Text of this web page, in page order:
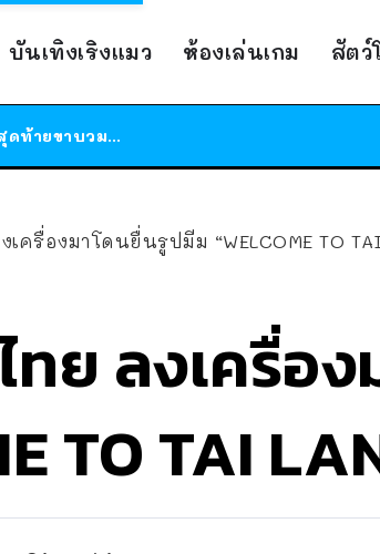
บันเทิงเริงแมว ห้องเล่นเกม สัตว์
ร้านอาหารในนิวยอร์กประกาศปิดตัวลง หลังอยู่มานานกว่า 45 ปี ติดป้ายขอบคุณลูกค้าทุกคน แถมสูตรทำไวท์ซอสให้แบบจัดเต็ม
ได้เวลาเด็กหนวดรวมตัว RF Online Next เปิดให้เล่นแล้ว เกม Sci-Fi MMORPG ระดับตำนาน เล่นได้ทั้งมือถือและ PC
ครื่องมาโดนยื่นรูปมีม “WELCOME TO
ทย ลงเครื่อ
TO TAI